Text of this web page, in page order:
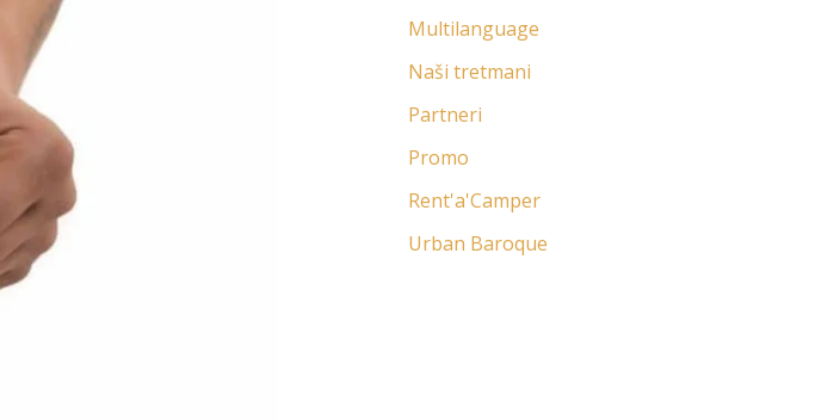
Multilanguage
Naši tretmani
Partneri
Promo
Rent'a'Camper
Urban Baroque